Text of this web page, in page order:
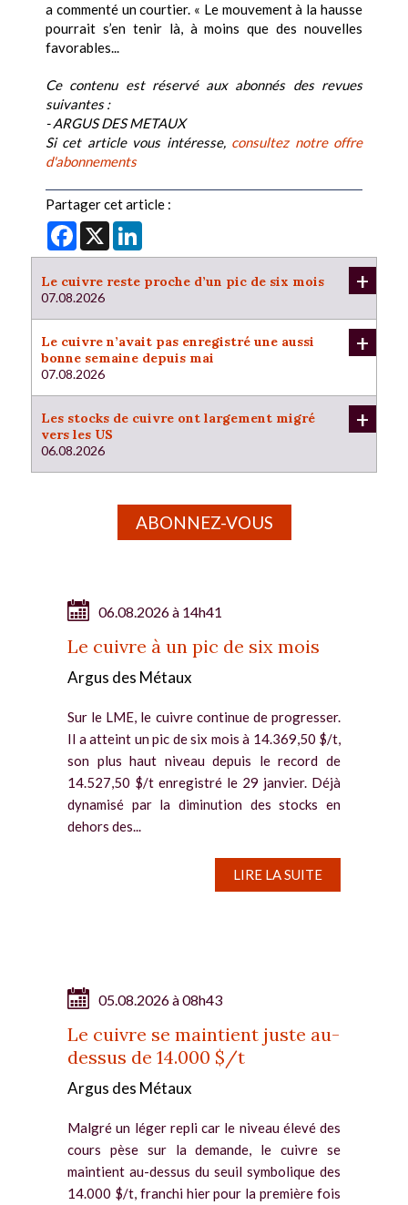
a commenté un courtier. « Le mouvement à la hausse
pourrait s’en tenir là, à moins que des nouvelles
favorables...
Ce contenu est réservé aux abonnés des revues
suivantes :
- ARGUS DES METAUX
Si cet article vous intéresse, consultez notre offre
d'abonnements
Partager cet article :
Facebook
X
Le cuivre reste proche d’un pic de six mois
07.08.2026
+
Le cuivre n’avait pas enregistré une aussi
bonne semaine depuis mai
07.08.2026
+
Les stocks de cuivre ont largement migré
vers les US
06.08.2026
+
ABONNEZ-VOUS
06.08.2026 à 14h41
Le cuivre à un pic de six mois
Argus des Métaux
Sur le LME, le cuivre continue de progresser.
Il a atteint un pic de six mois à 14.369,50 $/t,
son plus haut niveau depuis le record de
14.527,50 $/t enregistré le 29 janvier. Déjà
dynamisé par la diminution des stocks en
dehors des...
LIRE LA SUITE
05.08.2026 à 08h43
Le cuivre se maintient juste au-
dessus de 14.000 $/t
Argus des Métaux
Malgré un léger repli car le niveau élevé des
cours pèse sur la demande, le cuivre se
maintient au-dessus du seuil symbolique des
14.000 $/t, franchi hier pour la première fois